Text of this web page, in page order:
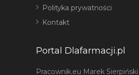
Polityka prywatności
Kontakt
Portal Dlafarmacji.pl
Pracownik.eu Marek Sierpiński